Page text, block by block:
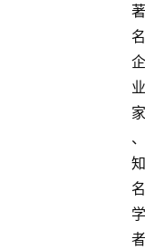
著
名
企
业
家
、
知
名
学
者